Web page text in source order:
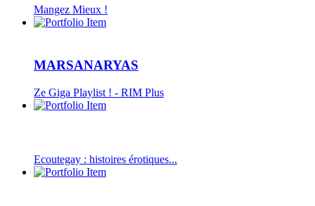
Mangez Mieux !
MARSANARYAS
Ze Giga Playlist ! - RIM Plus
Ecoutegay : histoires érotiques...